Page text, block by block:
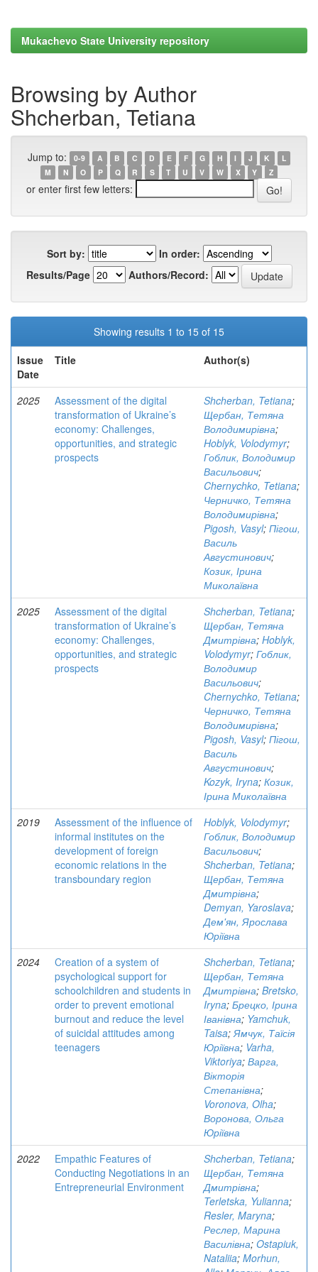
Mukachevo State University repository
Browsing by Author
Shcherban, Tetiana
Jump to: 0-9 A B C D E F G H I J K
L
M
N O P Q R S T U V W X Y Z
or enter first few letters:
Sort by:
In order:
Results/Page
Authors/Record:
Showing results 1 to 15 of 15
Issue
Date
Title Author(s)
2025
Assessment of the digital
transformation of Ukraine’s
economy: Challenges,
opportunities, and strategic
prospects
Shcherban, Tetiana;
Щербан, Тетяна
Володимирівна;
Hoblyk, Volodymyr;
Гоблик, Володимир
Васильович;
Chernychko, Tetiana;
Черничко, Тетяна
Володимирівна;
Pigosh, Vasyl; Пігош,
Василь
Августинович;
Козик, Ірина
Миколаївна
2025
Assessment of the digital
transformation of Ukraine’s
economy: Challenges,
opportunities, and strategic
prospects
Shcherban, Tetiana;
Щербан, Тетяна
Дмитрівна; Hoblyk,
Volodymyr; Гоблик,
Володимир
Васильович;
Chernychko, Tetiana;
Черничко, Тетяна
Володимирівна;
Pigosh, Vasyl; Пігош,
Василь
Августинович;
Kozyk, Iryna; Козик,
Ірина Миколаївна
2019
Assessment of the influence of
informal institutes on the
development of foreign
economic relations in the
transboundary region
Hoblyk, Volodymyr;
Гоблик, Володимир
Васильович;
Shcherban, Tetiana;
Щербан, Тетяна
Дмитрівна;
Demyan, Yaroslava;
Дем'ян, Ярослава
Юріївна
2024
Creation of a system of
psychological support for
schoolchildren and students in
order to prevent emotional
burnout and reduce the level
of suicidal attitudes among
teenagers
Shcherban, Tetiana;
Щербан, Тетяна
Дмитрівна; Bretsko,
Iryna; Брецко, Ірина
Іванівна; Yamchuk,
Taisa;Ямчук, Таїсія
Юріївна; Varha,
Viktoriya; Варга,
Вікторія
Степанівна;
Voronova, Olha;
Воронова, Ольга
Юріївна
2022
Empathic Features of
Conducting Negotiations in an
Entrepreneurial Environment
Shcherban, Tetiana;
Щербан, Тетяна
Дмитрівна;
Terletska, Yulianna;
Resler, Maryna;
Реслер, Марина
Василівна; Ostapiuk,
Nataliia; Morhun,